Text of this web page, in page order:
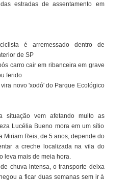
estradas de assentamento em
é arremessado dentro de
de SP
carro cair em ribanceira em grave
ferido
novo 'xodó' do Parque Ecológico
situação vem afetando muito as
Lucélia Bueno mora em um sítio
Miriam Reis, de 5 anos, depende do
a creche localizada na vila do
leva mais de meia hora.
chuva intensa, o transporte deixa
a ficar duas semanas sem ir à